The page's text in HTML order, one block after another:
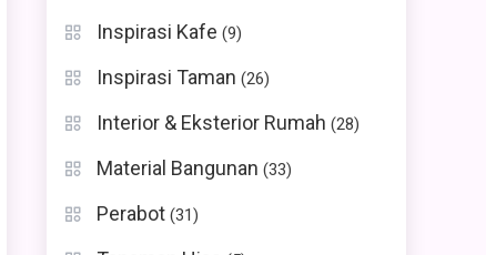
Inspirasi Kafe (9)
Inspirasi Taman (26)
Interior & Eksterior Rumah (28)
Material Bangunan (33)
Perabot (31)